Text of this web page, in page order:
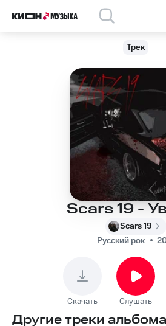
Трек
Scars 19 -
Scars 19
Русский рок
Скачать Слушать
Другие треки альбома